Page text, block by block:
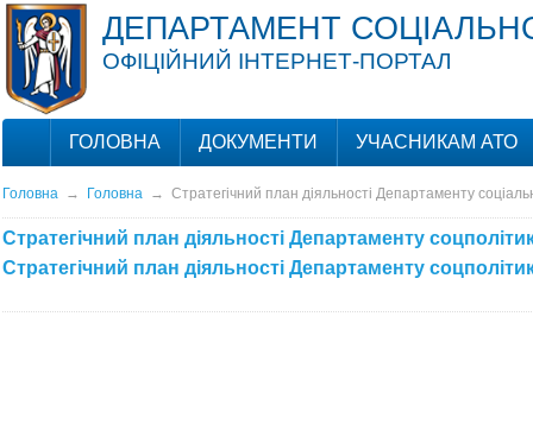
ДЕПАРТАМЕНТ
ОФІЦІЙНИЙ ІНТЕРНЕТ-ПОРТАЛ
ГОЛОВНА ДОКУМЕНТИ УЧАСНИКАМ АТО
Головна→ Головна→ Стратегічний план діяльності Департаменту
Стратегічний план діяльності Департаменту
Стратегічний план діяльності Департаменту